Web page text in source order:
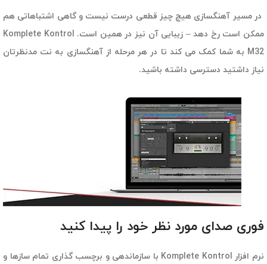
در مسیر آهنگسازی هیچ چیز قطعی درست نیست و گاهی اشتباهاتی هم
ممکن است رخ دهد – زیبایی آن نیز در همین است. Komplete Kontrol
M32 به شما کمک می کند تا در هر مرحله از آهنگسازی به نت مدنظرتان
نیاز داشتید دسترسی داشته باشید.
فوری صدای مورد نظر خود را پیدا کنید
نرم افزار Komplete Kontrol با سازماندهی و برچسب گذاری تمام سازها و